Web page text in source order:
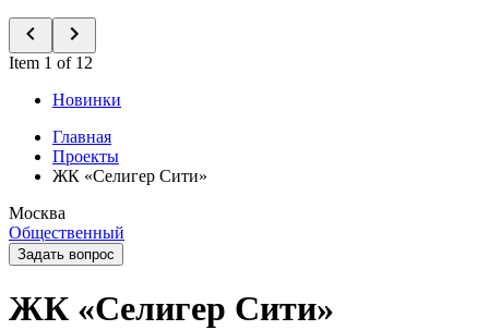
Item 1 of 12
Новинки
Главная
Проекты
ЖК «Селигер Сити»
Москва
Общественный
Задать вопрос
ЖК «Селигер Сити»